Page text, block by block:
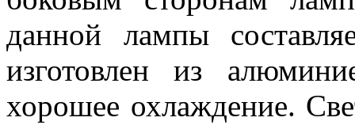
данной лампы
изготовлен из
хорошее охлаждение.